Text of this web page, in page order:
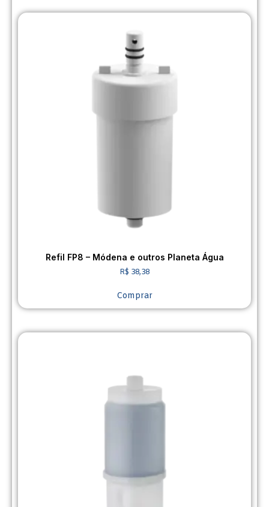
Refil FP8 – Módena e outros Planeta Água
R$ 38,38
Comprar